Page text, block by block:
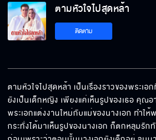
ตามหัวใจไปสุดหล้า
ติดตาม
ตามหัวใจไปสุดหล้า เป็นเรื่องราวของพระเอ
ยังเป็นเด็กหญิง เพียงแค่เห็นรูปของเธอ คุณ
พระเอกแต่งงานใหม่กับแม่ของนางเอก ทำใ
กระทั่งได้มาเห็นรูปของนางเอก ก็ตกหลุมรัก